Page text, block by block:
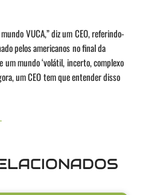
VUCA,” diz um CEO, referindo-
pelos americanos no final da
um mundo ‘volátil, incerto, complexo
um CEO tem que entender disso